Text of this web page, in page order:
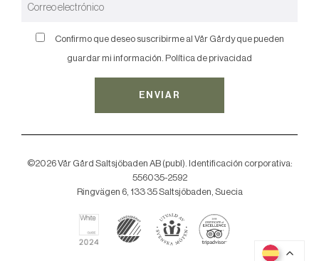
Confirmo que deseo suscribirme al Vår Gårdy que pueden
guardar mi información. Política de privacidad
ENVIAR
©2026 Vår Gård Saltsjöbaden AB (publ). Identificación corporativa:
556035-2592
Ringvägen 6, 133 35 Saltsjöbaden, Suecia